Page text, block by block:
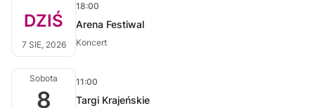
DZIŚ
7 SIE, 2026
18:00
Arena Festiwal
Koncert
Sobota
8
11:00
Targi Krajeńskie